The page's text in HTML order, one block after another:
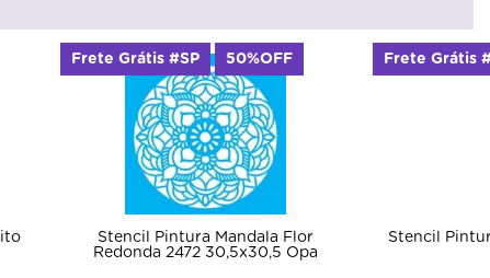
Stencil Pintura Mandala Flor
Redonda 2472 30,5x30,5 Opa
Frete Grátis #SP 50%OFF
Stencil
Frete Grátis